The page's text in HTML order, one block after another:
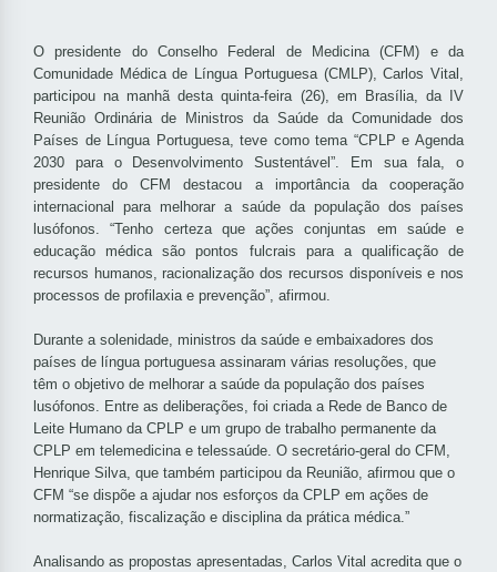
O presidente do Conselho Federal de Medicina (CFM) e da
Comunidade Médica de Língua Portuguesa (CMLP), Carlos Vital,
participou na manhã desta quinta-feira (26), em Brasília, da IV
Reunião Ordinária de Ministros da Saúde da Comunidade dos
Países de Língua Portuguesa, teve como tema “CPLP e Agenda
2030 para o Desenvolvimento Sustentável”. Em sua fala, o
presidente do CFM destacou a importância da cooperação
internacional para melhorar a saúde da população dos países
lusófonos. “Tenho certeza que ações conjuntas em saúde e
educação médica são pontos fulcrais para a qualificação de
recursos humanos, racionalização dos recursos disponíveis e nos
processos de profilaxia e prevenção”, afirmou.
Durante a solenidade, ministros da saúde e embaixadores dos
países de língua portuguesa assinaram várias resoluções, que
têm o objetivo de melhorar a saúde da população dos países
lusófonos. Entre as deliberações, foi criada a Rede de Banco de
Leite Humano da CPLP e um grupo de trabalho permanente da
CPLP em telemedicina e telessaúde. O secretário-geral do CFM,
Henrique Silva, que também participou da Reunião, afirmou que o
CFM “se dispõe a ajudar nos esforços da CPLP em ações de
normatização, fiscalização e disciplina da prática médica.”
Analisando as propostas apresentadas, Carlos Vital acredita que o